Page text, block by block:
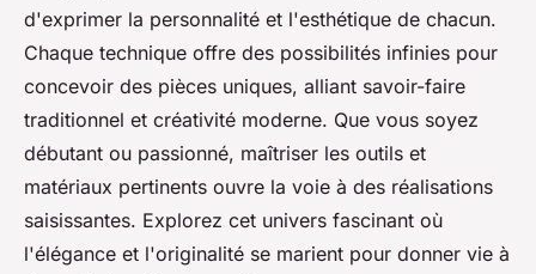
d'exprimer la personnalité et l'esthétique de chacun.
Chaque technique offre des possibilités infinies pour
concevoir des pièces uniques, alliant savoir-faire
traditionnel et créativité moderne. Que vous soyez
débutant ou passionné, maîtriser les outils et
matériaux pertinents ouvre la voie à des réalisations
saisissantes. Explorez cet univers fascinant où
l'élégance et l'originalité se marient pour donner vie à